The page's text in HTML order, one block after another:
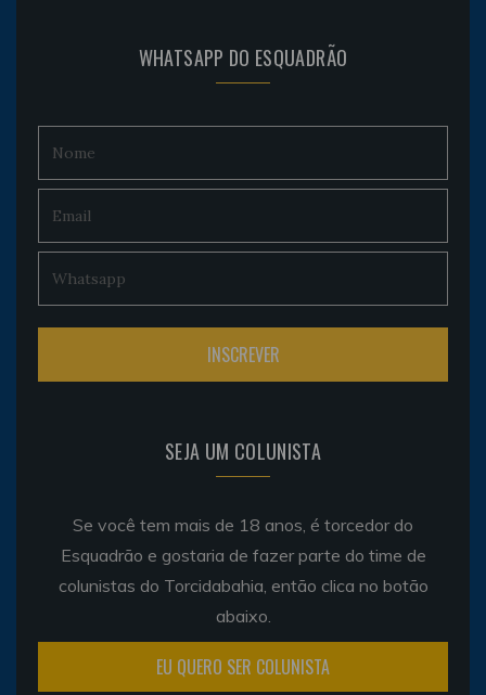
WHATSAPP DO ESQUADRÃO
SEJA UM COLUNISTA
Se você tem mais de 18 anos, é torcedor do
Esquadrão e gostaria de fazer parte do time de
colunistas do Torcidabahia, então clica no botão
abaixo.
EU QUERO SER COLUNISTA